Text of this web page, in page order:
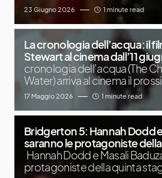
23 Giugno 2026 1 minute read
La cronologia dell’acqua: il
Stewart al cinema dall’11
cronologia dell’acqua (The
Water) arriva al cinema il
17 Maggio 2026 1 minute read
Bridgerton 5: Hannah Dodd
saranno le protagoniste
Hannah Dodd e Masali
protagoniste della quinta